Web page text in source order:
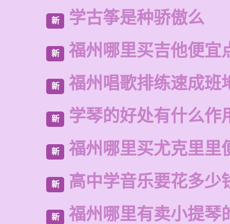
新 学古筝是种骄傲么
新 福州哪里买吉他便宜
新 福州唱歌排练速成班
新 学琴的好处有什么作
新 福州哪里买尤克里里
新 高中学音乐要花多少
新 福州哪里有卖小提琴